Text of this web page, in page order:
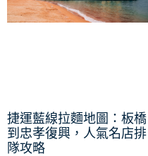
捷運藍線拉麵地圖：板橋
到忠孝復興，人氣名店排
隊攻略